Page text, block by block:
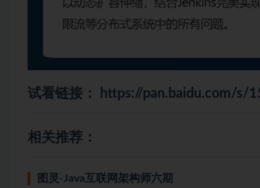
试看链接： https://pan.baidu.com/s/
相关推荐：
图灵-Java互联网架构师六期